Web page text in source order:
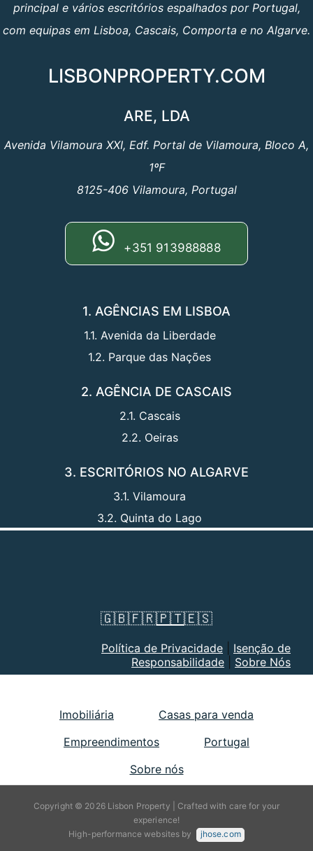
principal e vários escritórios espalhados por Portugal,
com equipas em Lisboa, Cascais, Comporta e no Algarve.
LISBONPROPERTY.COM
ARE, LDA
Avenida Vilamoura XXI, Edf. Portal de Vilamoura, Bloco A,
1ºF
8125-406 Vilamoura, Portugal
+351 913988888
1. AGÊNCIAS EM LISBOA
1.1. Avenida da Liberdade
1.2. Parque das Nações
2. AGÊNCIA DE CASCAIS
2.1. Cascais
2.2. Oeiras
3. ESCRITÓRIOS NO ALGARVE
3.1. Vilamoura
3.2. Quinta do Lago
🇬🇧🇫🇷🇵🇹🇪🇸
Política de Privacidade
Isenção de
Responsabilidade
Sobre Nós
Imobiliária
Casas para venda
Empreendimentos
Portugal
Sobre nós
Copyright © 2026 Lisbon Property | Crafted with care for your
experience!
High-performance websites by
jhose.com